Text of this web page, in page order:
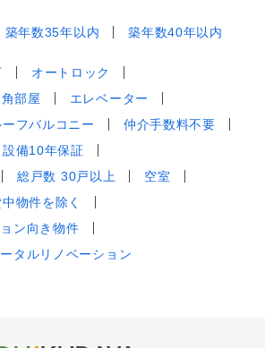
築年数35年以内 築年数40年以内
オートロック
角部屋
エレベーター
ーフバルコニー
仲介手数料不要
設備10年保証
総戸数 30戸以上
空室
物件を除く
ン向き物件
タルリノベーション